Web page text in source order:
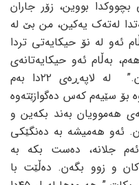
بووین، زۆر جاران
له‌ته‌ک یه‌کین، من بێ له‌
ئه‌و له‌ نۆ حیکایه‌تی تردا
به‌ڵام ئه‌و حیکایه‌تانه‌ی
له‌گه‌ڵ شیریندا بووم، قورستر بوون.” له‌ لاپه‌ڕه‌ی ٢٢دا به‌م
بۆ سێیه‌م که‌س ده‌گوازێته‌وه‌
هه‌موویان به‌ند بکه‌ین و
ئه‌و هه‌میشه‌ به‌ ده‌نگێکی
جلانه‌، ده‌ست بکه‌ به‌
و زوو بگه‌ن. ده‌ڵێت با